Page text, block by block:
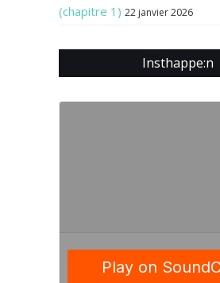
(chapitre 1) 22 janvier 2026
Insthappe:n